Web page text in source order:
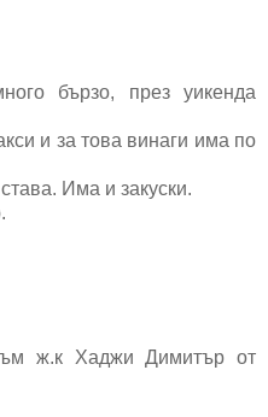
бързо, през уикенда
и за това винаги има по
Има и закуски.
ж.к Хаджи Димитър от